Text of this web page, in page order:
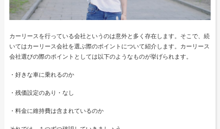
カーリースを行っている会社というのは意外と多く存在します。そこで、続
いてはカーリース会社を選ぶ際のポイントについて紹介します。カーリース
会社選びの際のポイントとしては以下のようなものが挙げられます。
・好きな車に乗れるのか
・残価設定のあり・なし
・料金に維持費は含まれているのか